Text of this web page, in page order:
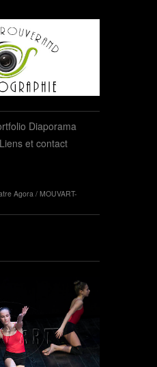
Diaporama
Liens et contact
Agora / MOUVART-